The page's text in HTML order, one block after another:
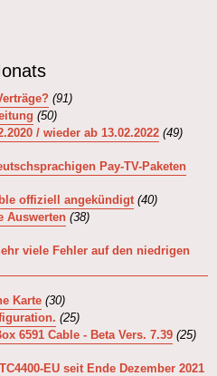
(91)
(50)
/ wieder ab 13.02.2022 (49)
Pay-TV-Paketen
offiziell angekündigt (40)
Auswerten (38)
viele Fehler auf den niedrigen
Karte (30)
(25)
6591 Cable - Beta Vers. 7.39 (25)
EU seit Ende Dezember 2021